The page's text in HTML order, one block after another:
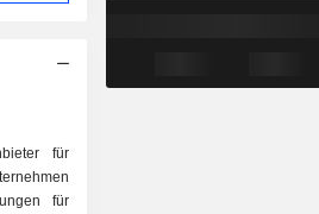
für
für